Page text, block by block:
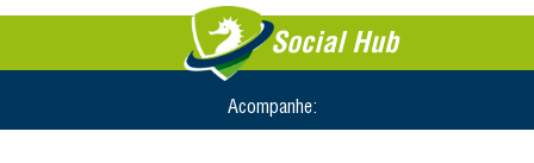
Social Hub
Acompanhe: